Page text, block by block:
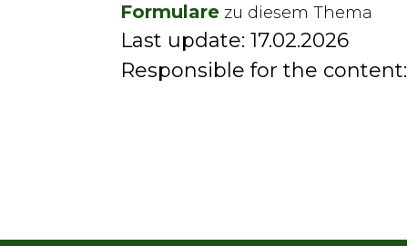
Formulare zu diesem Thema
Last update: 17.02.2026
Responsible for the content: